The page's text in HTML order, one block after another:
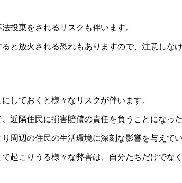
投棄をされるリスクも伴います。
と放火される恐れもありますので、注意しな
しておくと様々なリスクが伴います。
近隣住民に損害賠償の責任を負うことになった
周辺の住民の生活環境に深刻な影響を与えて
起こりうる様々な弊害は、自分たちだけでな